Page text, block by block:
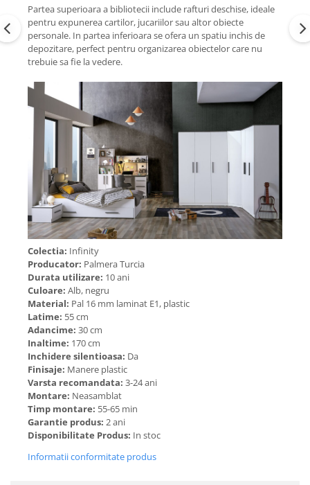
Partea superioara a bibliotecii include rafturi deschise, ideale
pentru expunerea cartilor, jucariilor sau altor obiecte
personale. In partea inferioara se ofera un spatiu inchis de
depozitare, perfect pentru organizarea obiectelor care nu
trebuie sa fie la vedere.
Colectia: Infinity
Producator: Palmera Turcia
Durata utilizare: 10 ani
Culoare: Alb, negru
Material: Pal 16 mm laminat E1, plastic
Latime: 55 cm
Adancime: 30 cm
Inaltime: 170 cm
Inchidere silentioasa: Da
Finisaje: Manere plastic
Varsta recomandata: 3-24 ani
Montare: Neasamblat
Timp montare: 55-65 min
Garantie produs: 2 ani
Disponibilitate Produs: In stoc
Informatii conformitate produs